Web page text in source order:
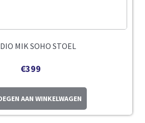
MIK SOHO STOEL
€399
AAN WINKELWAGEN